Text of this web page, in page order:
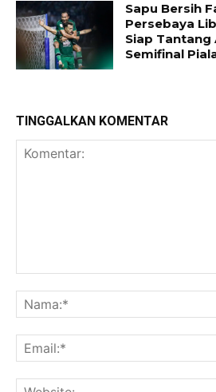
Sapu Bersih
Persebaya
Siap Tantang
Semifinal
TINGGALKAN KOMENTAR